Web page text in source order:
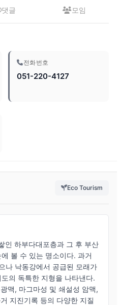
댓글 모임
전화번호
051-220-4127
Eco Tourism
인 하부다대포층과 그 후 부산
볼 수 있는 명소이다. 과거
나 낙동강에서 공급된 모래가
의 독특한 지형을 나타낸다.
맥, 마그마성 및 쇄설성 암맥,
지진기록 등의 다양한 지질